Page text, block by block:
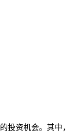
投资机会。其中，